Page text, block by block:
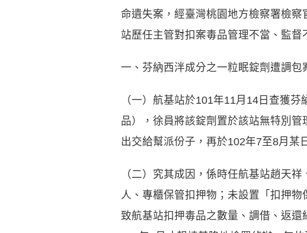
命遺失案，經臺灣桃園地方檢察署檢
站歷任主管對扣案毒品管理不當、監督
一、芬納西泮成分之一粒眠錠劑遭調包
（一）航基站於101年11月14日查獲
品），徐員將該錠劑置於該站無特別
出交給幫派份子，再於102年7至8月某
（二）究其成因，係時任航基站趙天
人、專櫃保管扣押物；未設置「扣押
致航基站扣押毒品之數量、調借、返